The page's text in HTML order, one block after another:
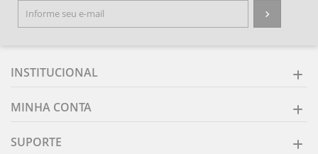
INSTITUCIONAL
MINHA CONTA
SUPORTE